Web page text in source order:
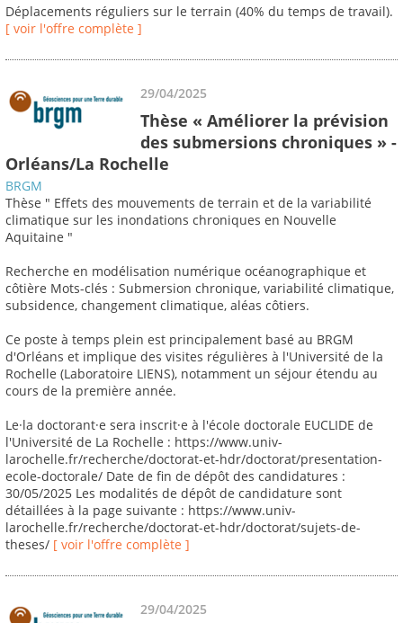
Déplacements réguliers sur le terrain (40% du temps de travail).
[ voir l'offre complète ]
29/04/2025
Thèse « Améliorer la prévision
des submersions chroniques » -
Orléans/La Rochelle
BRGM
Thèse " Effets des mouvements de terrain et de la variabilité
climatique sur les inondations chroniques en Nouvelle
Aquitaine "
Recherche en modélisation numérique océanographique et
côtière Mots-clés : Submersion chronique, variabilité climatique,
subsidence, changement climatique, aléas côtiers.
Ce poste à temps plein est principalement basé au BRGM
d'Orléans et implique des visites régulières à l'Université de la
Rochelle (Laboratoire LIENS), notamment un séjour étendu au
cours de la première année.
Le·la doctorant·e sera inscrit·e à l'école doctorale EUCLIDE de
l'Université de La Rochelle : https://www.univ-
larochelle.fr/recherche/doctorat-et-hdr/doctorat/presentation-
ecole-doctorale/ Date de fin de dépôt des candidatures :
30/05/2025 Les modalités de dépôt de candidature sont
détaillées à la page suivante : https://www.univ-
larochelle.fr/recherche/doctorat-et-hdr/doctorat/sujets-de-
theses/ [ voir l'offre complète ]
29/04/2025